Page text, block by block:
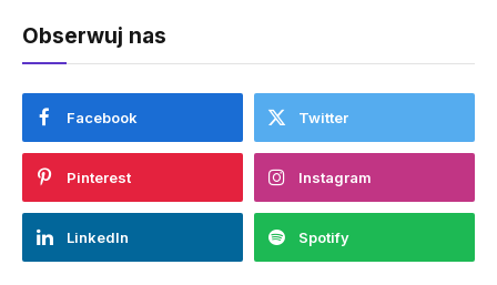
Obserwuj nas
Facebook Twitter
Pinterest Instagram
LinkedIn Spotify